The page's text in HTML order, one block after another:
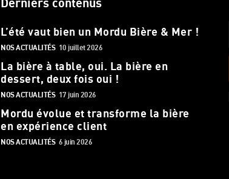
L’été vaut bien un Mordu Bière & Mer !
NOS ACTUALITÉS 10 juillet 2026
La bière à table, oui. La bière en
dessert, deux fois oui !
NOS ACTUALITÉS 17 juin 2026
Mordu évolue et transforme la bière
en expérience client
NOS ACTUALITÉS 6 juin 2026